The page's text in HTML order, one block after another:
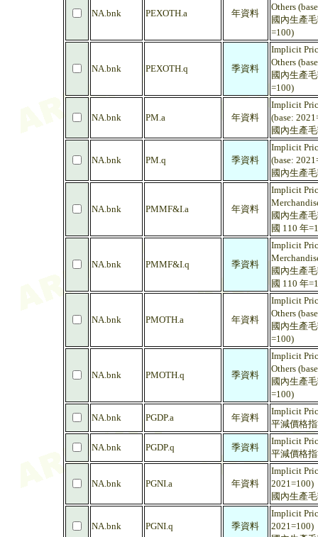
NA.bnk PEXOTH.a 年資料
Others
國內生產
=100)
NA.bnk PEXOTH.q 季資料
Implicit
Others
國內生產
=100)
NA.bnk PM.a 年資料
Implicit
(base:
國內生產
NA.bnk PM.q 季資料
Implicit
(base:
國內生產
NA.bnk PMMF&I.a 年資料
Implicit
國內生產
國 110 年
NA.bnk PMMF&I.q 季資料
Implicit
國內生產
國 110 年
NA.bnk PMOTH.a 年資料
Implicit
Others
國內生產
=100)
NA.bnk PMOTH.q 季資料
Implicit
Others
國內生產
=100)
NA.bnk PGDP.a 年資料
Implicit
平減價格
NA.bnk PGDP.q 季資料
Implicit
平減價格
NA.bnk PGNI.a 年資料
Implicit
2021=100)
國內生產
NA.bnk PGNI.q 季資料
Implicit
2021=100)